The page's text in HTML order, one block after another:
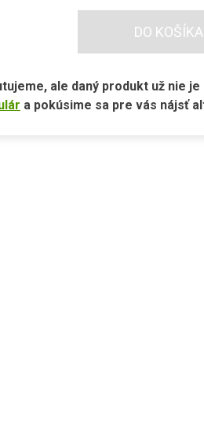
DO KOŠÍKA
ale daný produkt už nie je
a pokúsime sa pre vás nájsť